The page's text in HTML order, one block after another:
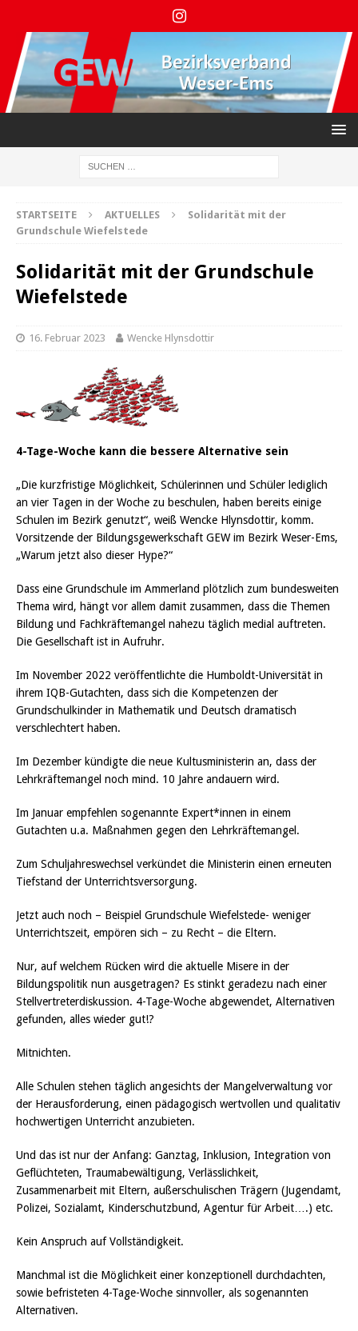
STARTSEITE AKTUELLES
Solidarität mit der
Grundschule Wiefelstede
Solidarität mit der Grundschule
Wiefelstede
16. Februar 2023 Wencke Hlynsdottir
4-Tage-Woche kann die bessere Alternative sein
„Die kurzfristige Möglichkeit, Schülerinnen und Schüler lediglich
an vier Tagen in der Woche zu beschulen, haben bereits einige
Schulen im Bezirk genutzt“, weiß Wencke Hlynsdottir, komm.
Vorsitzende der Bildungsgewerkschaft GEW im Bezirk Weser-Ems,
„Warum jetzt also dieser Hype?“
Dass eine Grundschule im Ammerland plötzlich zum bundesweiten
Thema wird, hängt vor allem damit zusammen, dass die Themen
Bildung und Fachkräftemangel nahezu täglich medial auftreten.
Die Gesellschaft ist in Aufruhr.
Im November 2022 veröffentlichte die Humboldt-Universität in
ihrem IQB-Gutachten, dass sich die Kompetenzen der
Grundschulkinder in Mathematik und Deutsch dramatisch
verschlechtert haben.
Im Dezember kündigte die neue Kultusministerin an, dass der
Lehrkräftemangel noch mind. 10 Jahre andauern wird.
Im Januar empfehlen sogenannte Expert*innen in einem
Gutachten u.a. Maßnahmen gegen den Lehrkräftemangel.
Zum Schuljahreswechsel verkündet die Ministerin einen erneuten
Tiefstand der Unterrichtsversorgung.
Jetzt auch noch – Beispiel Grundschule Wiefelstede- weniger
Unterrichtszeit, empören sich – zu Recht – die Eltern.
Nur, auf welchem Rücken wird die aktuelle Misere in der
Bildungspolitik nun ausgetragen? Es stinkt geradezu nach einer
Stellvertreterdiskussion. 4-Tage-Woche abgewendet, Alternativen
gefunden, alles wieder gut!?
Mitnichten.
Alle Schulen stehen täglich angesichts der Mangelverwaltung vor
der Herausforderung, einen pädagogisch wertvollen und qualitativ
hochwertigen Unterricht anzubieten.
Und das ist nur der Anfang: Ganztag, Inklusion, Integration von
Geflüchteten, Traumabewältigung, Verlässlichkeit,
Zusammenarbeit mit Eltern, außerschulischen Trägern (Jugendamt,
Polizei, Sozialamt, Kinderschutzbund, Agentur für Arbeit….) etc.
Kein Anspruch auf Vollständigkeit.
Manchmal ist die Möglichkeit einer konzeptionell durchdachten,
sowie befristeten 4-Tage-Woche sinnvoller, als sogenannten
Alternativen.